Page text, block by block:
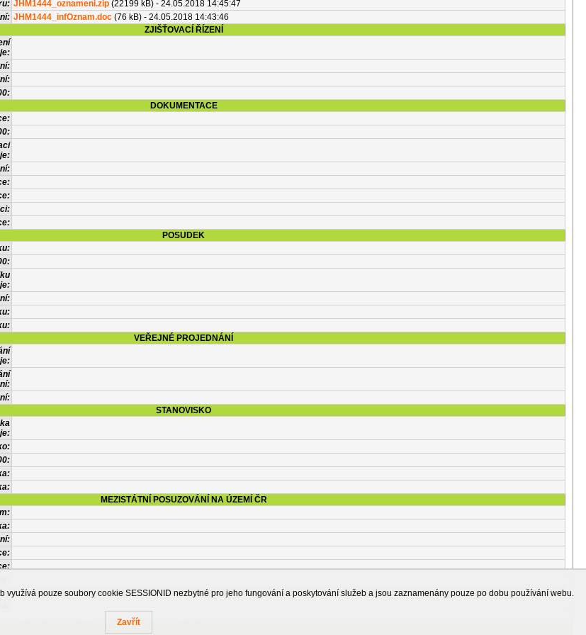
JHM1444_oznameni.zip (22199 kB) - 24.05.2018 14:45:47
JHM1444_infOznam.doc (76 kB) - 24.05.2018 14:43:46
ZJIŠŤOVACÍ ŘÍZENÍ
DOKUMENTACE
POSUDEK
VEŘEJNÉ PROJEDNÁNÍ
STANOVISKO
MEZISTÁTNÍ POSUZOVÁNÍ NA ÚZEMÍ ČR
OSTATNÍ INFORMACE
Česká informační agentura životního prostředí
pouze soubory cookie SESSIONID nezbytné pro jeho fungování a poskytování služeb a jsou zaznamenány pouze po dobu používání webu.
Zavřít